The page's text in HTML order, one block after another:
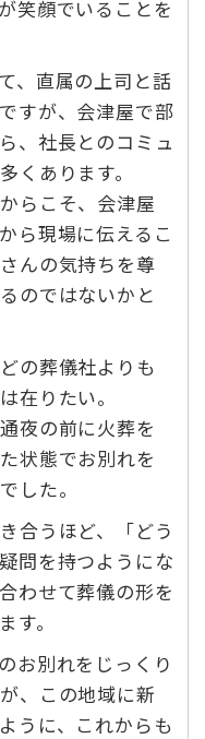
笑顔でいることを
、直属の上司と話
すが、会津屋で部
、社長とのコミュ
くあります。
らこそ、会津屋
ら現場に伝えるこ
んの気持ちを尊
のではないかと
の葬儀社よりも
在りたい。
夜の前に火葬を
状態でお別れを
した。
合うほど、「どう
問を持つようにな
わせて葬儀の形を
す。
お別れをじっくり
、この地域に新
うに、これからも